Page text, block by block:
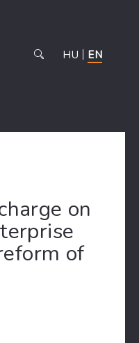
HU EN
on
of